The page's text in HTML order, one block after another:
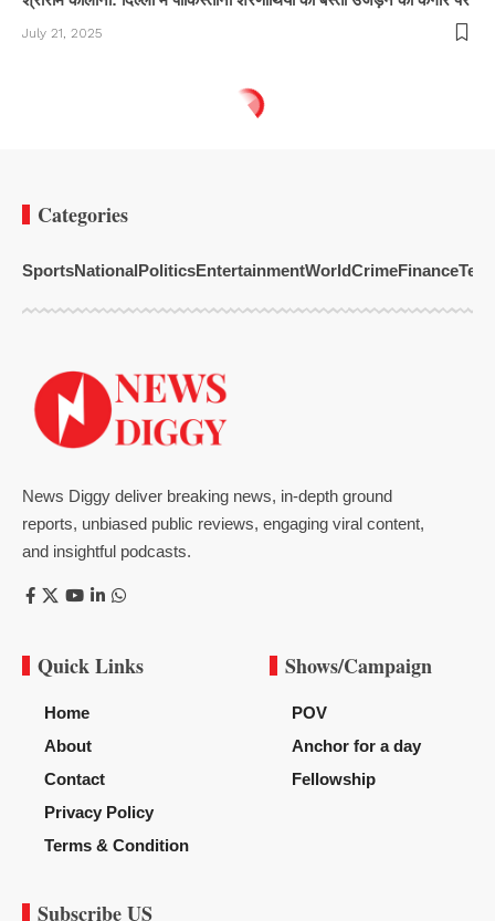
July 21, 2025
Categories
SportsNationalPoliticsEntertainmentWorldCrimeFinance
News Diggy deliver breaking news, in-depth ground
reports, unbiased public reviews, engaging viral content,
and insightful podcasts.
Quick Links
Home
About
Contact
Privacy Policy
Terms & Condition
Shows/Campaign
POV
Anchor for a day
Fellowship
Subscribe US